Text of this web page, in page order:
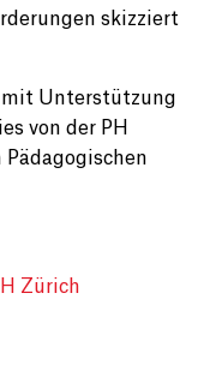
skizziert
mit Unterstützung
von der PH
Zürich